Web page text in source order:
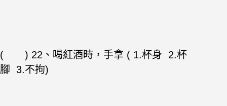
( ) 22、喝紅酒時，手拿 ( 1.杯身 2.杯
腳 3.不拘)